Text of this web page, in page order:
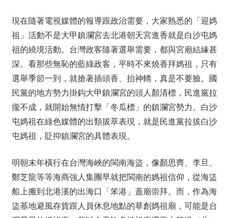
現在隨著電視媒體的報導跟政治需要，大家熟悉的「迎媽
祖」活動不是大甲鎮瀾宮去北港朝天宮進香就是白沙屯媽
祖的繞境活動。台灣政客隨著選舉需要，都與宮廟結緣甚
深。看那些無恥的藍綠政客，平時不來燒香拜媽祖，只有
選舉季節一到，就搶著插頭香、抬神轎，真是不要臉。國
民黨的地方勢力掛鈎大甲鎮瀾宮的頭人顏清標，民進黨拉
攏不成，就開始無情打擊「冬瓜標」的鎮瀾宮勢力。白沙
屯媽祖在綠色媒體的出類拔萃表現，就是民進黨拉拔白沙
屯媽祖，貶抑鎮瀾宮的具體表現。
明朝末年橫行在台灣海峽的閩南海盜，像顏思齊、李旦、
鄭芝龍等等海商強人集團早就把閩南的媽祖信仰，從海盜
船上搬到北港溪的出海口「笨港」蓋廟崇拜。而，作為海
盜基地避風存貨跟人員休息地點的草創媽祖廟，可能是台